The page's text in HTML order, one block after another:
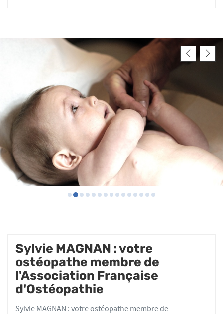
Sylvie MAGNAN : votre
ostéopathe membre de
l'Association Française
d'Ostéopathie
Sylvie MAGNAN : votre ostéopathe membre de